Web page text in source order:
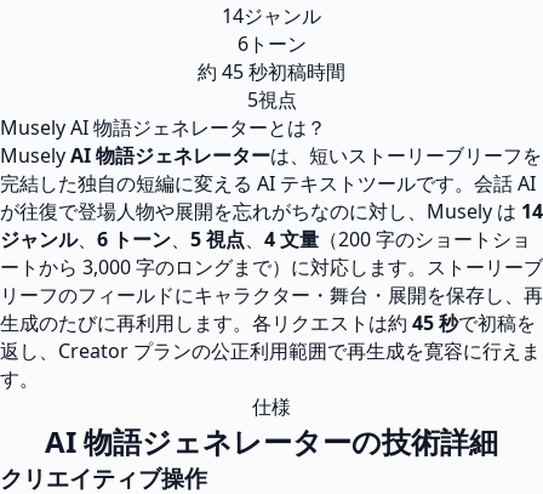
14ジャンル
6トーン
約 45 秒初稿時間
5視点
Musely AI 物語ジェネレーターとは？
MuselyAI 物語ジェネレーターは、短いストーリーブリーフを
完結した独自の短編に変える AI テキストツールです。会話 AI
が往復で登場人物や展開を忘れがちなのに対し、Musely は 14
ジャンル、 6 トーン、 5 視点、 4 文量 （200 字のショートショ
ートから 3,000 字のロングまで）に対応します。ストーリーブ
リーフのフィールドにキャラクター・舞台・展開を保存し、再
生成のたびに再利用します。各リクエストは約 45 秒で初稿を
返し、Creator プランの公正利用範囲で再生成を寛容に行えま
す。
仕様
AI 物語ジェネレーターの技術詳細
クリエイティブ操作